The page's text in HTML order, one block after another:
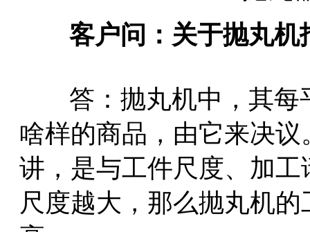
客户问：关于抛丸
答：抛丸机中，其每
啥样的商品，由它来决
讲，是与工件尺度、加
尺度越大，那么抛丸机